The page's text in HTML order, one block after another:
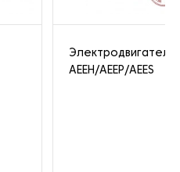
Электродвигатель
AEEH/AEEP/AEES